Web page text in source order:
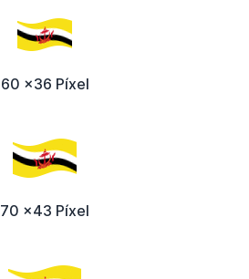
60 x36 Píxel
70 x43 Píxel